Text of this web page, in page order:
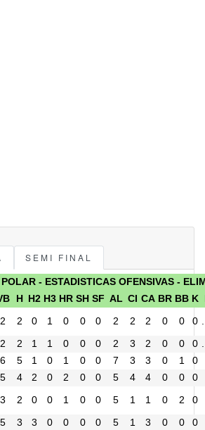
SEMI FINAL
- ESTADISTICAS OFENSIVAS -
H H2 H3 HR SH SF AL CI CA BR BB K
2 2 0 1 0 0 0 2 2 2 0 0 0
2 2 1 1 0 0 0 2 3 2 0 0 0
6 5 1 0 1 0 0 7 3 3 0 1 0
5 4 2 0 2 0 0 5 4 4 0 0 0
3 2 0 0 1 0 0 5 1 1 0 2 0
5 3 3 0 0 0 0 5 1 3 0 0 0